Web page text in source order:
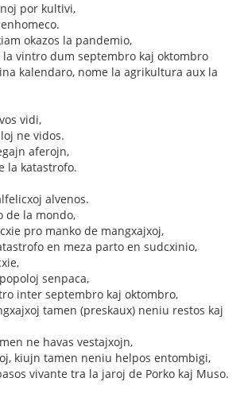
por kultivi,
okazos la pandemio,
vintro dum septembro kaj oktombro
kalendaro, nome la agrikultura aux la
vidi,
ne vidos.
aferojn,
la katastrofo.
alvenos.
de la mondo,
pro manko de mangxajxoj,
en meza parto en sudcxinio,
senpaca,
inter septembro kaj oktombro,
tamen (preskaux) neniu restos kaj
ne havas vestajxojn,
kiujn tamen neniu helpos entombigi,
vivante tra la jaroj de Porko kaj Muso.